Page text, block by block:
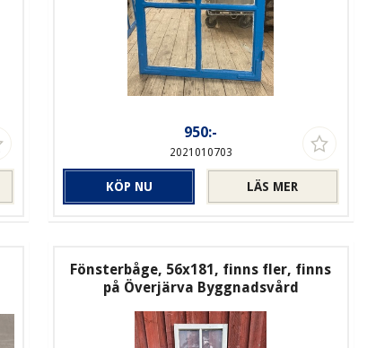
950:-
2021010703
LÄS MER
KÖP NU
Fönsterbåge, 56x181, finns fler, finns
på Överjärva Byggnadsvård